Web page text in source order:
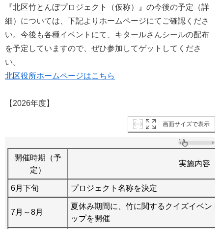
『北区竹とんぼプロジェクト（仮称）』の今後の予定（詳
細）については、下記よりホームページにてご確認くださ
い。今後も各種イベントにて、キタールさんシールの配布
を予定していますので、ぜひ参加してゲットしてくださ
い。
北区役所ホームページはこちら
【2026年度】
画面サイズで表示
開催時期（予
定）
実施内容
6月下旬 プロジェクト名称を決定
7月～8月
夏休み期間に、竹に関するクイズイベン
ップを開催